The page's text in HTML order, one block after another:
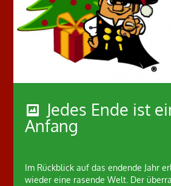
Jedes Ende ist
Anfang
Im Rückblick auf das endende Jahr
wieder eine rasende Welt. Der